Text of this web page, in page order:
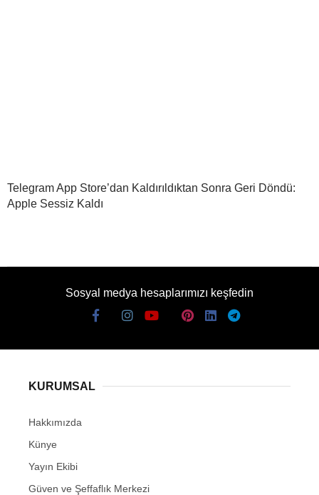
Telegram App Store’dan Kaldırıldıktan Sonra Geri Döndü:
Apple Sessiz Kaldı
Sosyal medya hesaplarımızı keşfedin
KURUMSAL
Hakkımızda
Künye
Yayın Ekibi
Güven ve Şeffaflık Merkezi